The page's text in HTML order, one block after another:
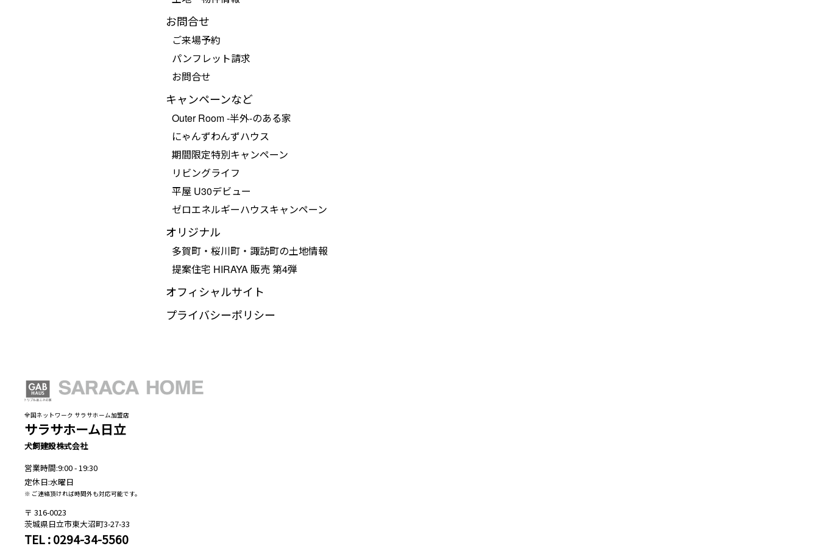
お問合せ
ご来場予約
パンフレット請求
お問合せ
キャンペーンなど
Outer Room -半外-のある家
にゃんずわんずハウス
期間限定特別キャンペーン
リビングライフ
平屋 U30デビュー
ゼロエネルギーハウスキャンペーン
オリジナル
多賀町・桜川町・諏訪町の土地情報
提案住宅 HIRAYA 販売 第4弾
オフィシャルサイト
プライバシーポリシー
全国ネットワーク サラサホーム加盟店
サラサホーム日立
犬飼建設株式会社
営業時間:9:00 - 19:30
定休日:水曜日
※ ご連絡頂ければ時間外も対応可能です。
316-0023
茨城県日立市東大沼町3-27-33
TEL : 0294-34-5560